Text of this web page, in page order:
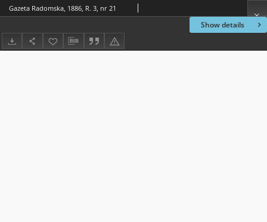
Show details
Gazeta Radomska, 1886, R. 3, nr 21